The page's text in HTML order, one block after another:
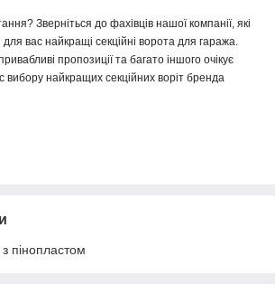
Зверніться до фахівців нашої компанії, які
вас найкращі секційні ворота для гаража.
пропозиції та багато іншого очікує
вибору найкращих секційних воріт бренда
пінопластом